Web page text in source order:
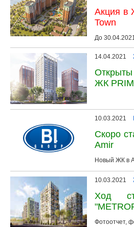
Акция в
Town
До 30.04.2021
14.04.2021
ЖК
10.03.2021
Скоро
Amir
Новый ЖК в
10.03.2021
Ход
Фотоотчет,